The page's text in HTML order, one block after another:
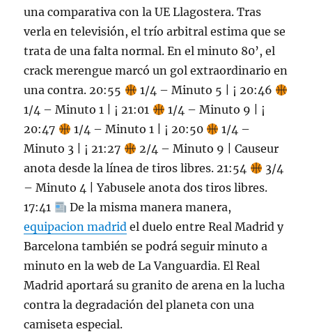
una comparativa con la UE Llagostera. Tras
verla en televisión, el trío arbitral estima que se
trata de una falta normal. En el minuto 80’, el
crack merengue marcó un gol extraordinario en
una contra. 20:55
1/4 – Minuto 5 | ¡ 20:46
1/4 – Minuto 1 | ¡ 21:01
1/4 – Minuto 9 | ¡
20:47
1/4 – Minuto 1 | ¡ 20:50
1/4 –
Minuto 3 | ¡ 21:27
2/4 – Minuto 9 | Causeur
anota desde la línea de tiros libres. 21:54
3/4
– Minuto 4 | Yabusele anota dos tiros libres.
17:41
De la misma manera manera,
equipacion madrid el duelo entre Real Madrid y
Barcelona también se podrá seguir minuto a
minuto en la web de La Vanguardia. El Real
Madrid aportará su granito de arena en la lucha
contra la degradación del planeta con una
camiseta especial.